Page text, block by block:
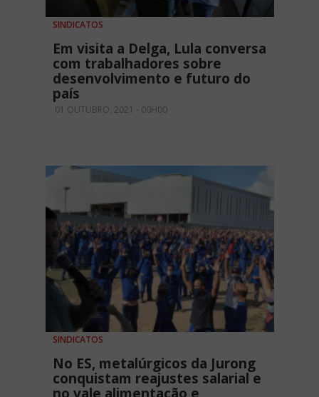
SINDICATOS
Em visita a Delga, Lula conversa
com trabalhadores sobre
desenvolvimento e futuro do
país
01 OUTUBRO, 2021 - 00H00
SINDICATOS
No ES, metalúrgicos da Jurong
conquistam reajustes salarial e